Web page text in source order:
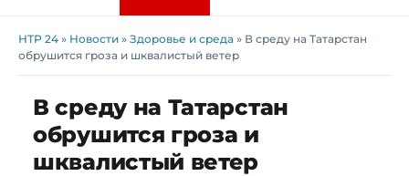
НТР 24 » Новости » Здоровье и среда » В среду на Татарстан
обрушится гроза и шквалистый ветер
В среду на Татарстан
обрушится гроза и
шквалистый ветер